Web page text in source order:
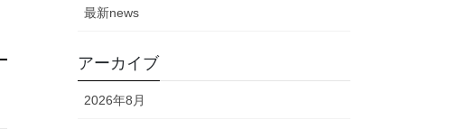
最新news
アーカイブ
2026年8月